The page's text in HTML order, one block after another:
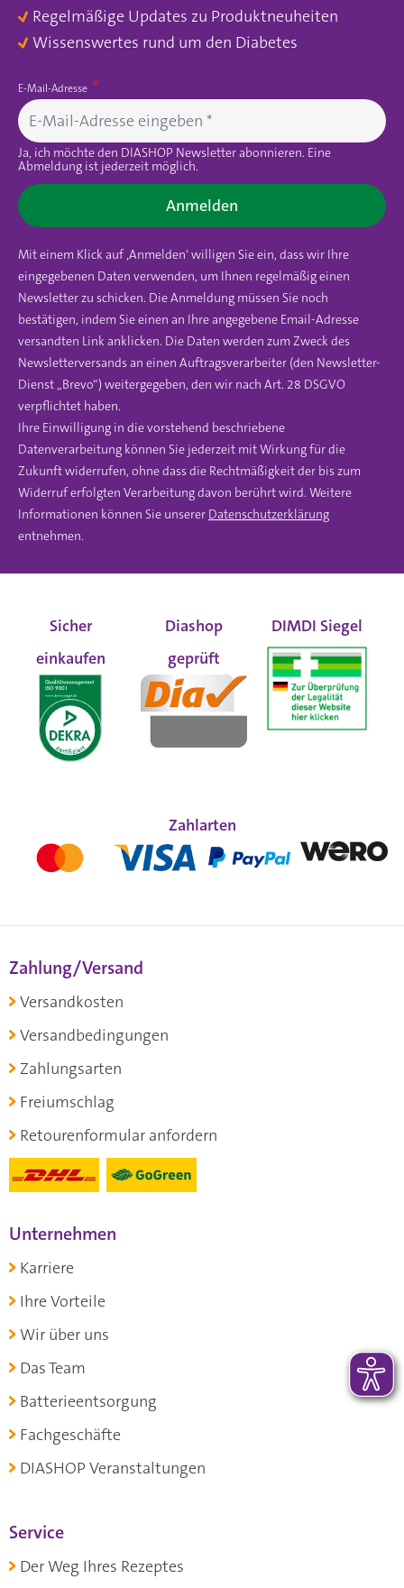
Regelmäßige Updates zu Produktneuheiten
Wissenswertes rund um den Diabetes
E-Mail-Adresse
Ja, ich möchte den DIASHOP Newsletter abonnieren. Eine
Abmeldung ist jederzeit möglich.
Anmelden
Mit einem Klick auf ‚Anmelden‘ willigen Sie ein, dass wir Ihre
eingegebenen Daten verwenden, um Ihnen regelmäßig einen
Newsletter zu schicken. Die Anmeldung müssen Sie noch
bestätigen, indem Sie einen an Ihre angegebene Email-Adresse
versandten Link anklicken. Die Daten werden zum Zweck des
Newsletterversands an einen Auftragsverarbeiter (den Newsletter-
Dienst „Brevo“) weitergegeben, den wir nach Art. 28 DSGVO
verpflichtet haben.
Ihre Einwilligung in die vorstehend beschriebene
Datenverarbeitung können Sie jederzeit mit Wirkung für die
Zukunft widerrufen, ohne dass die Rechtmäßigkeit der bis zum
Widerruf erfolgten Verarbeitung davon berührt wird. Weitere
Informationen können Sie unserer Datenschutzerklärung
entnehmen.
Sicher
einkaufen
Diashop
geprüft
DIMDI Siegel
Zahlarten
Zahlung/Versand
Versandkosten
Versandbedingungen
Zahlungsarten
Freiumschlag
Retourenformular anfordern
Unternehmen
Karriere
Ihre Vorteile
Wir über uns
Das Team
Batterieentsorgung
Fachgeschäfte
DIASHOP Veranstaltungen
Service
Der Weg Ihres Rezeptes